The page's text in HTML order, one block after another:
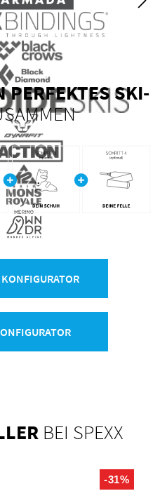
PERFEKTES SKI-
BEI SPEXX
-31%